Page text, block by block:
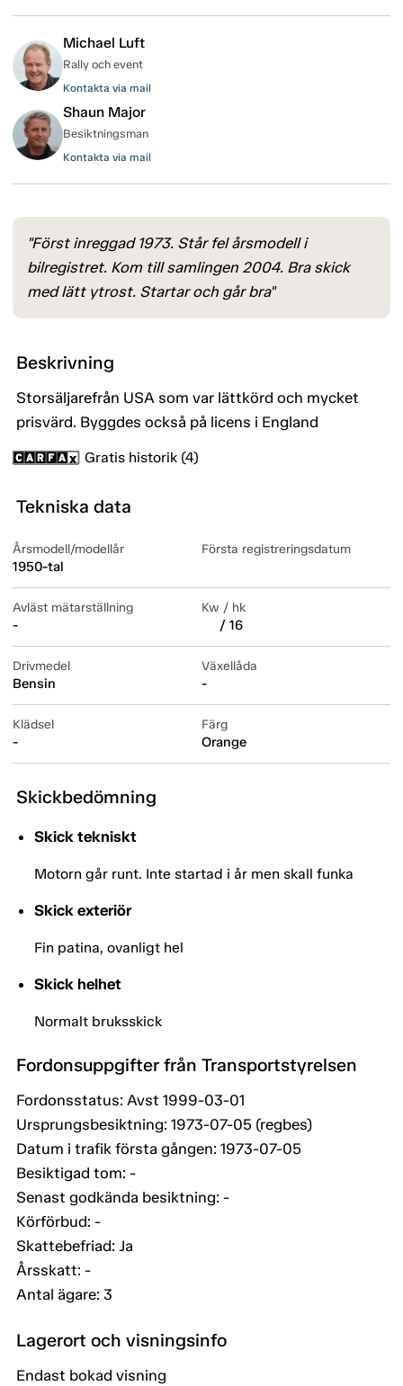
Michael Luft
Rally och event
Kontakta via mail
Shaun Major
Besiktningsman
Kontakta via mail
"Först inreggad 1973. Står fel årsmodell i
bilregistret. Kom till samlingen 2004. Bra skick
med lätt ytrost. Startar och går bra"
Beskrivning
Storsäljarefrån USA som var lättkörd och mycket
prisvärd. Byggdes också på licens i England
Gratis historik (4)
Tekniska data
Årsmodell/modellår
1950-tal
Första registreringsdatum
Avläst mätarställning
-
Kw / hk
/ 16
Drivmedel
Bensin
Växellåda
-
Klädsel
-
Färg
Orange
Skickbedömning
Skick tekniskt
Motorn går runt. Inte startad i år men skall funka
Skick exteriör
Fin patina, ovanligt hel
Skick helhet
Normalt bruksskick
Fordonsuppgifter från Transportstyrelsen
Fordonsstatus: Avst 1999-03-01
Ursprungsbesiktning: 1973-07-05 (regbes)
Datum i trafik första gången: 1973-07-05
Besiktigad tom: -
Senast godkända besiktning: -
Körförbud: -
Skattebefriad: Ja
Årsskatt: -
Antal ägare: 3
Lagerort och visningsinfo
Endast bokad visning